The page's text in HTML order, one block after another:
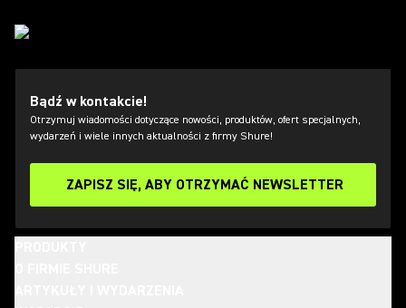
Bądź w kontakcie!
Otrzymuj wiadomości dotyczące nowości, produktów, ofert specjalnych,
wydarzeń i wiele innych aktualności z firmy Shure!
ZAPISZ SIĘ, ABY OTRZYMAĆ NEWSLETTER